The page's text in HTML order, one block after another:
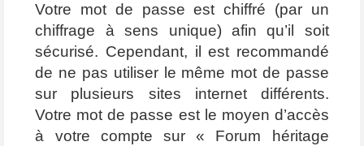
Votre mot de passe est chiffré (par un
chiffrage à sens unique) afin qu’il soit
sécurisé. Cependant, il est recommandé
de ne pas utiliser le même mot de passe
sur plusieurs sites internet différents.
Votre mot de passe est le moyen d’accès
à votre compte sur « Forum héritage